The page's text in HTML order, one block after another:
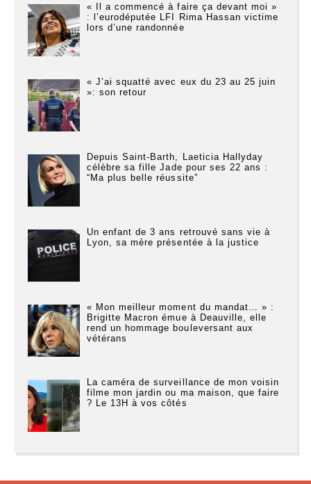
« Il a commencé à faire ça devant moi »
: l’eurodéputée LFI Rima Hassan victime
lors d’une randonnée
« J’ai squatté avec eux du 23 au 25 juin
»: son retour
Depuis Saint-Barth, Laeticia Hallyday
célèbre sa fille Jade pour ses 22 ans :
“Ma plus belle réussite”
Un enfant de 3 ans retrouvé sans vie à
Lyon, sa mère présentée à la justice
« Mon meilleur moment du mandat… » :
Brigitte Macron émue à Deauville, elle
rend un hommage bouleversant aux
vétérans
La caméra de surveillance de mon voisin
filme mon jardin ou ma maison, que faire
? Le 13H à vos côtés